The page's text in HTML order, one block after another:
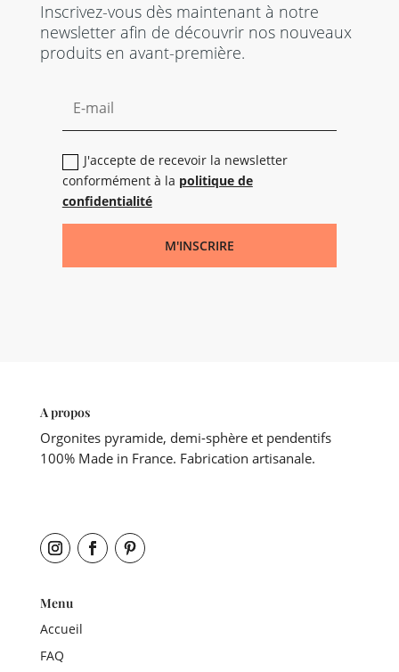
Inscrivez-vous dès maintenant à notre
newsletter afin de découvrir nos nouveaux
produits en avant-première.
J'accepte de recevoir la newsletter
conformément à la politique de
confidentialité
M'INSCRIRE
A propos
Orgonites pyramide, demi-sphère et pendentifs
100% Made in France. Fabrication artisanale.
Menu
Accueil
FAQ